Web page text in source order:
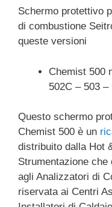
Schermo protettivo
di combustione
queste versioni
Chemist 500
502C – 503
Questo schermo
Chemist 500 è un
distribuito dalla Hot
Strumentazione
agli Analizzatori di
riservata ai Centri